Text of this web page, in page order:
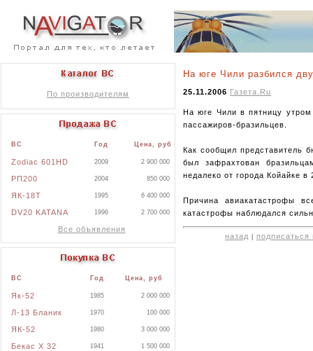
По производителям
ВС Год Цена, руб
Zodiac 601HD 2009 2 900 000
РП200 2004 850 000
ЯК-18Т 1995 6 400 000
DV20 KATANA 1996 2 700 000
Все объявления
ВС Год Цена, руб
Як-52 1985 2 000 000
Л-13 Бланик 1970 100 000
ЯК-52 1980 3 000 000
Бекас X 32 1941 1 500 000
На юге Чили разбился
25.11.2006 Газета.Ru
На юге Чили в пятницу утром
пассажиров-бразильцев.
Как сообщил представитель
был зафрахтован
недалеко от города Койайке
Причина авиакатастрофы
катастрофы наблюдался
назад подписаться